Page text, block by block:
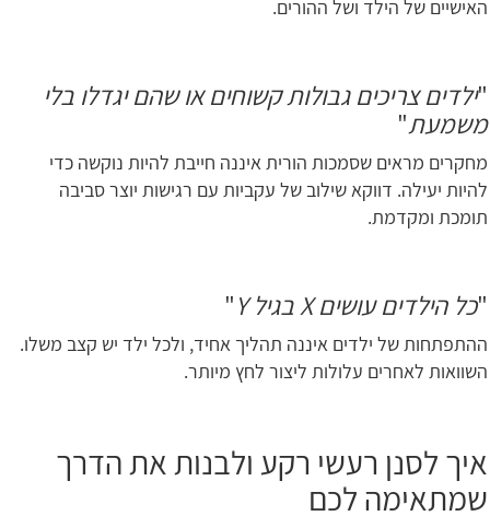
האישיים של הילד ושל ההורים.
"ילדים צריכים גבולות קשוחים או שהם יגדלו בלי
משמעת"
מחקרים מראים שסמכות הורית איננה חייבת להיות נוקשה כדי
להיות יעילה. דווקא שילוב של עקביות עם רגישות יוצר סביבה
תומכת ומקדמת.
"כל הילדים עושיםXבגילY
"
ההתפתחות של ילדים איננה תהליך אחיד, ולכל ילד יש קצב משלו.
השוואות לאחרים עלולות ליצור לחץ מיותר.
איך לסנן רעשי רקע ולבנות את הדרך
שמתאימה לכם